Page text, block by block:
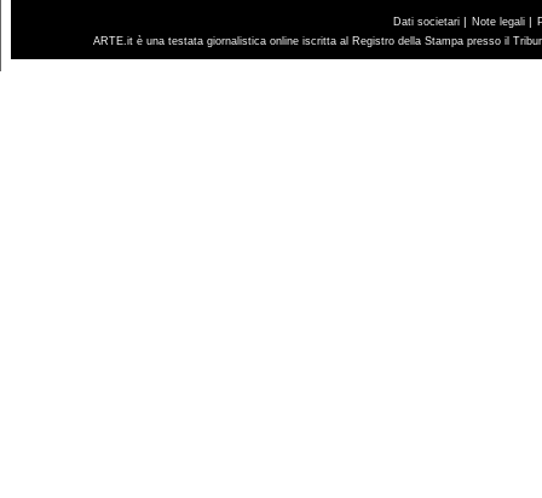
Dati societari | Note legali |
ARTE.it è una testata giornalistica online iscritta al Registro della Stampa presso il